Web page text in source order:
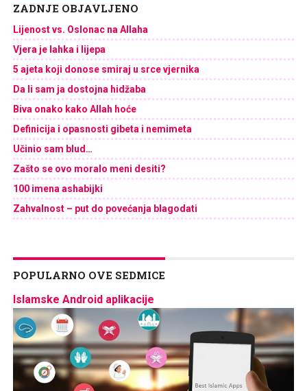
ZADNJE OBJAVLJENO
Lijenost vs. Oslonac na Allaha
Vjera je lahka i lijepa
5 ajeta koji donose smiraj u srce vjernika
Da li sam ja dostojna hidžaba
Biva onako kako Allah hoće
Definicija i opasnosti gibeta i nemimeta
Učinio sam blud…
Zašto se ovo moralo meni desiti?
100 imena ashabijki
Zahvalnost – put do povećanja blagodati
POPULARNO OVE SEDMICE
Islamske Android aplikacije